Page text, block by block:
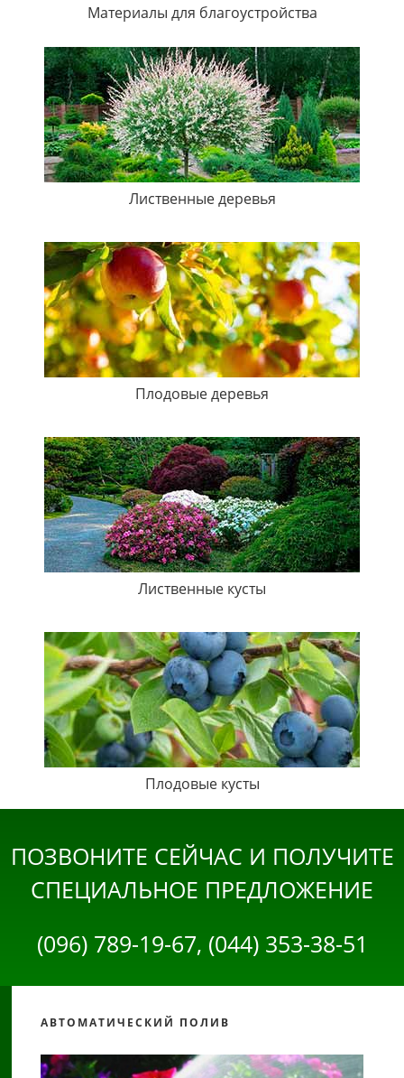
Материалы для благоустройства
Лиственные деревья
Плодовые деревья
Лиственные кусты
Плодовые кусты
ПОЗВОНИТЕ СЕЙЧАС И ПОЛУЧИТЕ
СПЕЦИАЛЬНОЕ ПРЕДЛОЖЕНИЕ
(096) 789-19-67, (044) 353-38-51
АВТОМАТИЧЕСКИЙ ПОЛИВ